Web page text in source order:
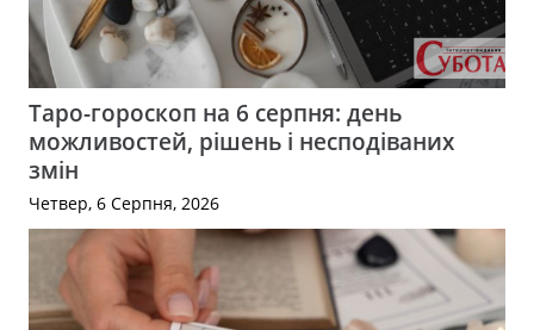
Таро-гороскоп на 6 серпня: день
можливостей, рішень і несподіваних
змін
Четвер, 6 Серпня, 2026